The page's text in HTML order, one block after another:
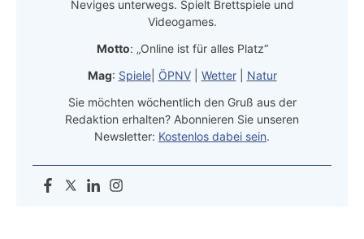
Neviges unterwegs. Spielt Brettspiele und
Videogames.
Motto: „Online ist für alles Platz“
Mag: Spiele| ÖPNV| Wetter| Natur
Sie möchten wöchentlich den Gruß aus der
Redaktion erhalten? Abonnieren Sie unseren
Newsletter: Kostenlos dabei sein.